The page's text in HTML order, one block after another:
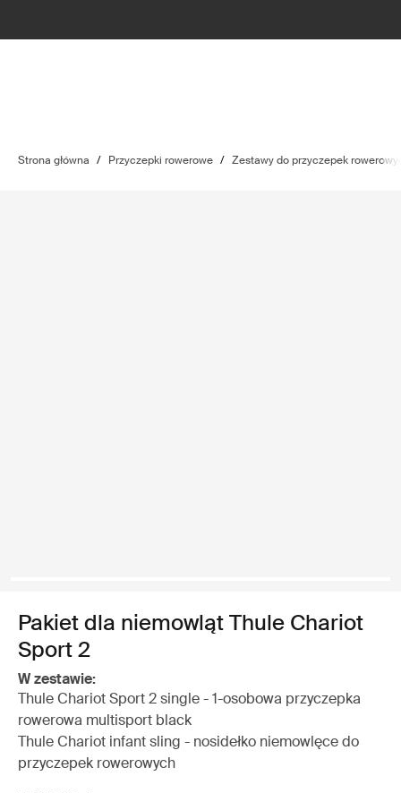
Strona główna / Przyczepki rowerowe / Zestawy do przyczepek
Pakiet dla niemowląt Thule Chariot
Sport 2
W zestawie:
Thule Chariot Sport 2 single - 1-osobowa przyczepka
rowerowa multisport black
Thule Chariot infant sling - nosidełko niemowlęce do
przyczepek rowerowych